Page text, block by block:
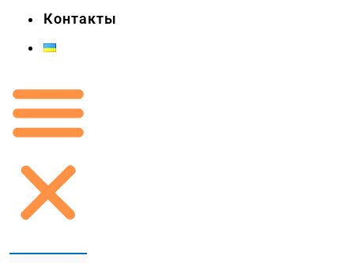
Контакты